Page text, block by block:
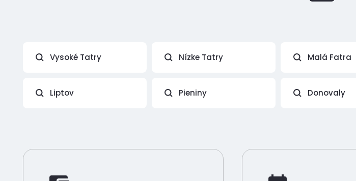
Vysoké Tatry Nízke Tatry Malá Fatra
Liptov Pieniny Donovaly